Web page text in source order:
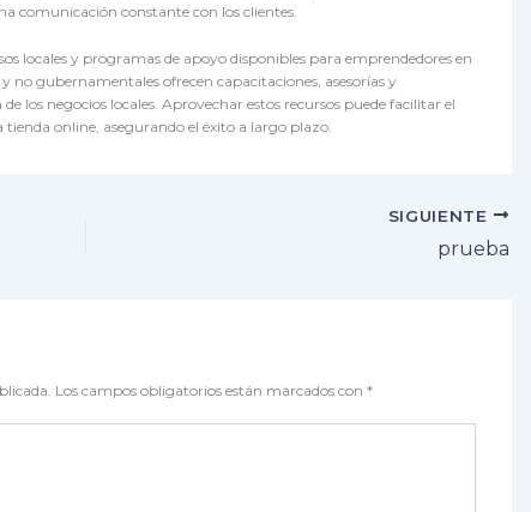
comunicación constante con los clientes.
locales y programas de apoyo disponibles para emprendedores en
gubernamentales ofrecen capacitaciones, asesorías y
los negocios locales. Aprovechar estos recursos puede facilitar el
online, asegurando el éxito a largo plazo.
SIGUIENTE
prueba
Los campos obligatorios están marcados con *